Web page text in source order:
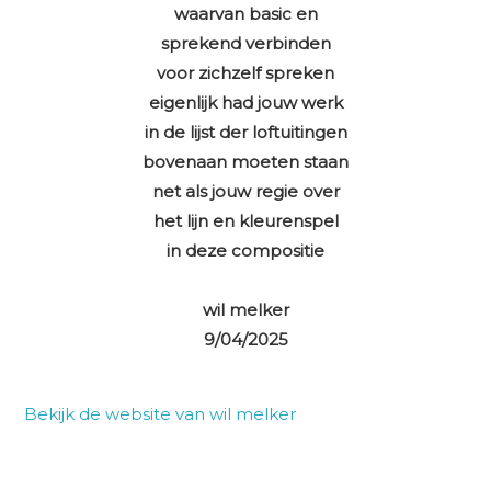
waarvan basic en
sprekend verbinden
voor zichzelf spreken
eigenlijk had jouw werk
in de lijst der loftuitingen
bovenaan moeten staan
net als jouw regie over
het lijn en kleurenspel
in deze compositie
wil melker
9/04/2025
Bekijk de website van wil melker